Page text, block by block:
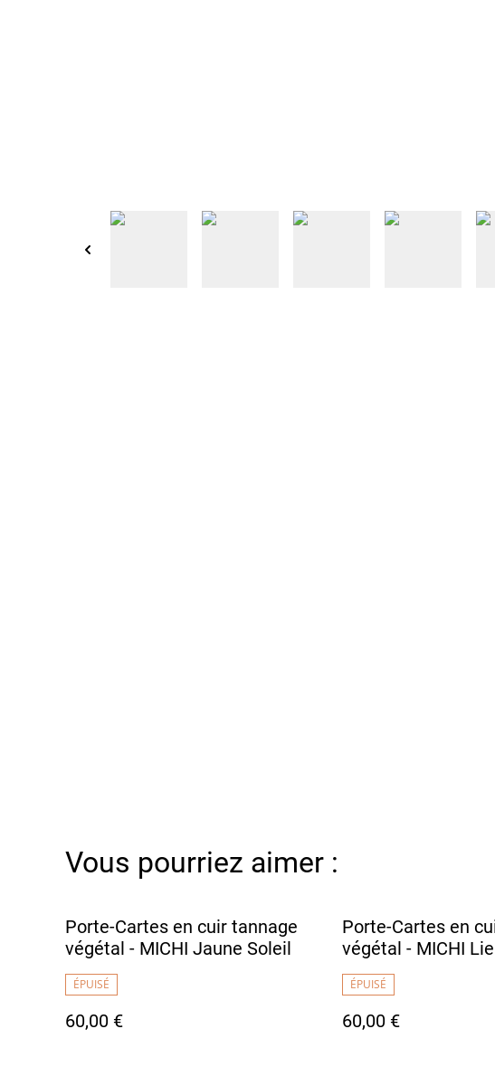
Vous pourriez aimer :
Porte-Cartes en cuir tannage
végétal - MICHI Jaune Soleil
ÉPUISÉ
60,00 €
Porte-Cartes en
végétal - MICHI
ÉPUISÉ
60,00 €